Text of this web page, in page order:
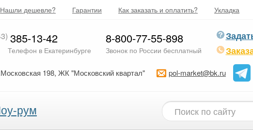
Нашли дешевле? Гарантии Как заказать и оплатить? Укладка
385-13-42
Телефон в Екатеринбурге
8-800-77-55-898
Звонок по России бесплатный
198, ЖК "Московский квартал" pol-market@bk.ru
рум